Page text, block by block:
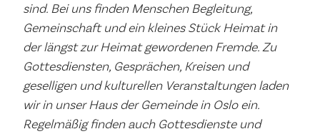
sind. Bei uns finden Menschen Begleitung,
Gemeinschaft und ein kleines Stück Heimat in
der längst zur Heimat gewordenen Fremde. Zu
Gottesdiensten, Gesprächen, Kreisen und
geselligen und kulturellen Veranstaltungen laden
wir in unser Haus der Gemeinde in Oslo ein.
Regelmäßig finden auch Gottesdienste und